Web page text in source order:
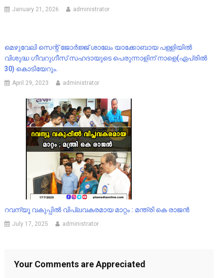
January 21, 2026 administrator
മെഴുവേലി സെന്റ് ജോർജ്ജ് ശാലേം യാക്കോബായ പള്ളിയിൽ
വിശുദ്ധ ഗീവറുഗീസ് സഹദായുടെ പെരുന്നാളിന് നാളെ(ഏപ്രിൽ
30) കൊടിയേറും.
April 29, 2023 administrator
റവന്യൂ വകുപ്പിൽ വിപ്ലവകരമായ മാറ്റം : മന്ത്രി കെ രാജൻ
July 17, 2025 administrator
Your Comments are Appreciated